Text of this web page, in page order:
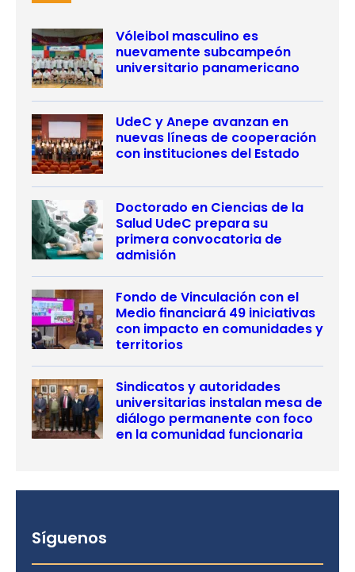
Vóleibol masculino es
nuevamente subcampeón
universitario panamericano
UdeC y Anepe avanzan en
nuevas líneas de cooperación
con instituciones del Estado
Doctorado en Ciencias de la
Salud UdeC prepara su
primera convocatoria de
admisión
Fondo de Vinculación con el
Medio financiará 49 iniciativas
con impacto en comunidades y
territorios
Sindicatos y autoridades
universitarias instalan mesa de
diálogo permanente con foco
en la comunidad funcionaria
Síguenos